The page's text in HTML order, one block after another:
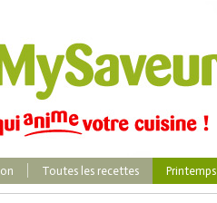
Toutes les recettes Printemps